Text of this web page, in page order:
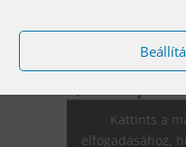
inkább rád
és döntsd el,
Kattints a
elfogadásához,